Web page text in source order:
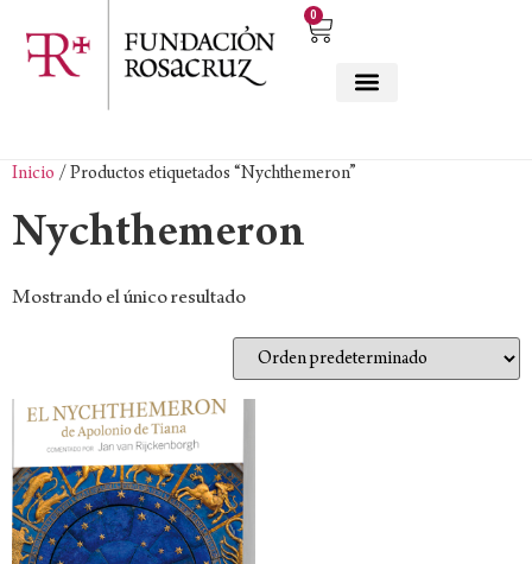
0
Inicio / Productos etiquetados “Nychthemeron”
Nychthemeron
Mostrando el único resultado